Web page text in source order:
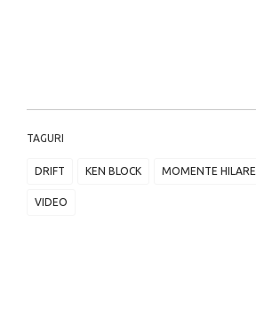
TAGURI
DRIFT KEN BLOCK MOMENTE HILARE
VIDEO